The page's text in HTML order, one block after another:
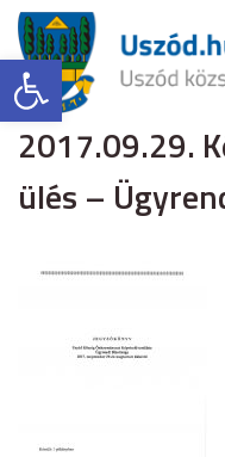
Eszköztár megnyitása
2017.09.29.
ülés –